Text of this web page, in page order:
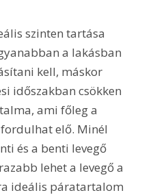
szinten tartása
a lakásban
kell, máskor
időszakban csökken
ami főleg a
elő. Minél
és a benti levegő
lehet a levegő a
ideális páratartalom